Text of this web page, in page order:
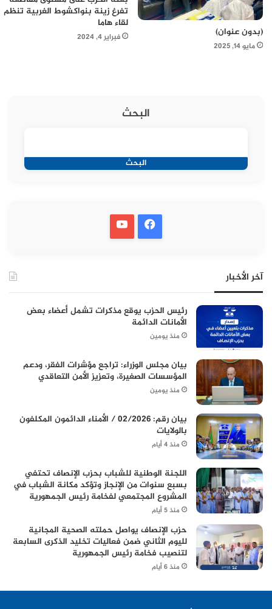
(بدون عنوان)
مايو 14, 2025
تفرغ زينة بنواكشوط الغربية تنظم
لقاء هاما
فبراير 4, 2024
البحث
البحث
آخر الأخبار
رئيس الحزب يوقع مذكرات تشمل أعضاء بعض
الأمانات الدائمة
منذ يومين
بيان مجلس الوزراء: تراجع مؤشرات الفقر، ودعم
المؤسسات الصغيرة، وتعزيز الأمن التعاقدي
منذ يومين
بيان رقم: 02/2026 / الأمناء الدائمون المكلفون
بالولايات
منذ 4 أيام
اللجنة الوطنية للشباب بحزب الإنصاف تحتفي
بسبع سنوات من الإنجاز وتؤكد مكانة الشباب في
المشروع المجتمعي لفخامة رئيس الجمهورية
منذ 5 أيام
حزب الإنصاف يواصل حملته الصحية المجانية
لليوم الثاني ضمن فعاليات تخليد الذكرى السابعة
لتنصيب فخامة رئيس الجمهورية
منذ 6 أيام